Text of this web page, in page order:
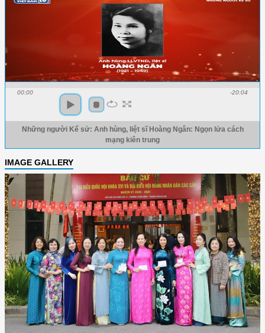
00:00 -20:04
Những người Kể sử: Anh hùng, liệt sĩ Hoàng Ngân: Ngọn lửa cách
mạng kiên trung
IMAGE GALLERY